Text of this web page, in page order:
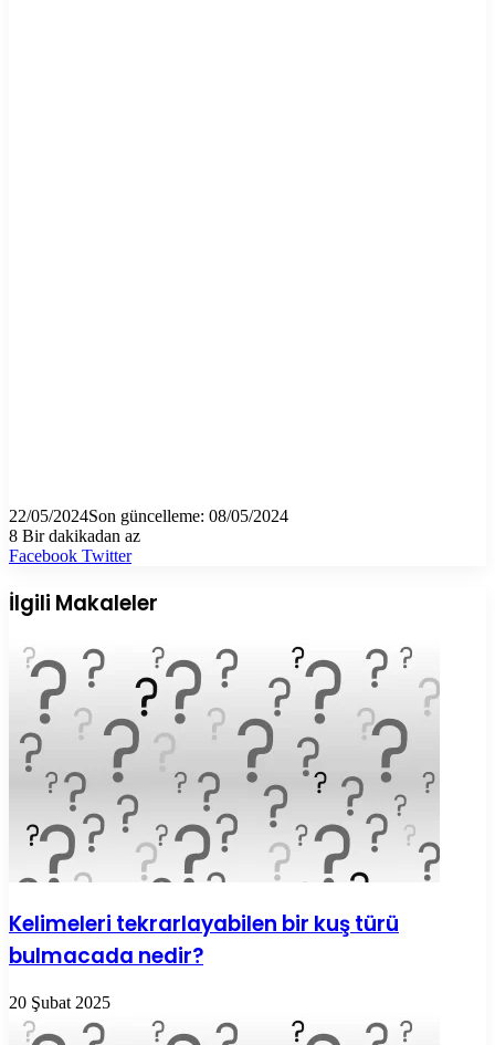
22/05/2024Son güncelleme: 08/05/2024
8 Bir dakikadan az
Facebook TwitterLinkedIn
Tumblr
Pinterest
Reddit
VKontakte
E-
ile
paylaş
Yazdır
İlgili Makaleler
Kelimeleri tekrarlayabilen bir kuş türü
bulmacada nedir?
20 Şubat 2025